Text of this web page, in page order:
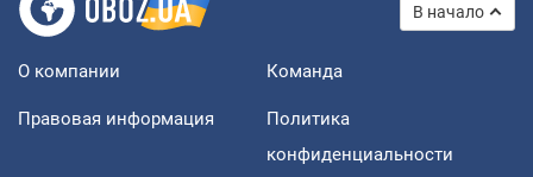
В начало
О компании Команда
Правовая информация
Политика
конфиденциальности